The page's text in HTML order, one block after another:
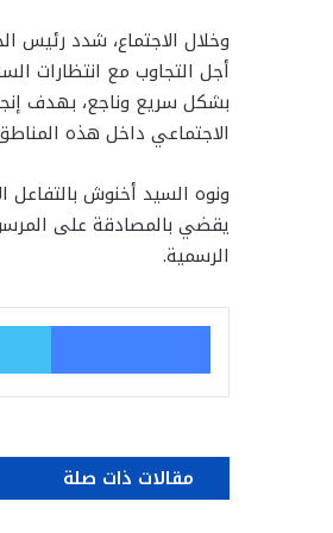
وخلال الاجتماع، شدد رئيس
أجل التجاوب مع انتظارات
بشكل سريع وناجع، بهدف
الاجتماعي داخل هذه
الرسمية.
فيسبوك
مقالات ذات صلة